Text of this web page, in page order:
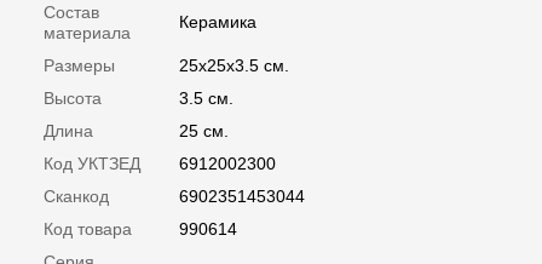
Состав
материала
Керамика
Размеры
25x25x3.5 см.
Высота
3.5 см.
Длина
25 см.
Код УКТЗЕД
6912002300
Сканкод
6902351453044
Код товара
990614